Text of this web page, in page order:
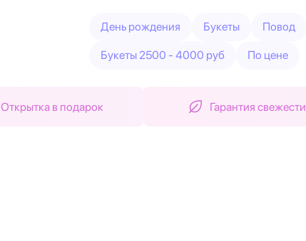
День рождения Букеты Повод
Букеты 2500 - 4000 руб По цене
Открытка в подарок Гарантия свежести